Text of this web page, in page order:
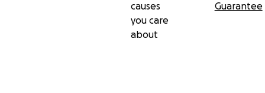
causes
you care
about
Guarantee